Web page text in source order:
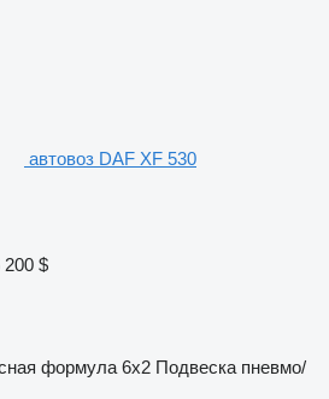
автовоз DAF XF 530
200 $
формула 6x2 Подвеска пневмо/